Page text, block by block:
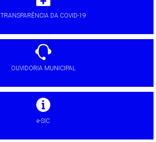
TRANSPARÊNCIA DA COVID-19
OUVIDORIA MUNICIPAL
e-SIC